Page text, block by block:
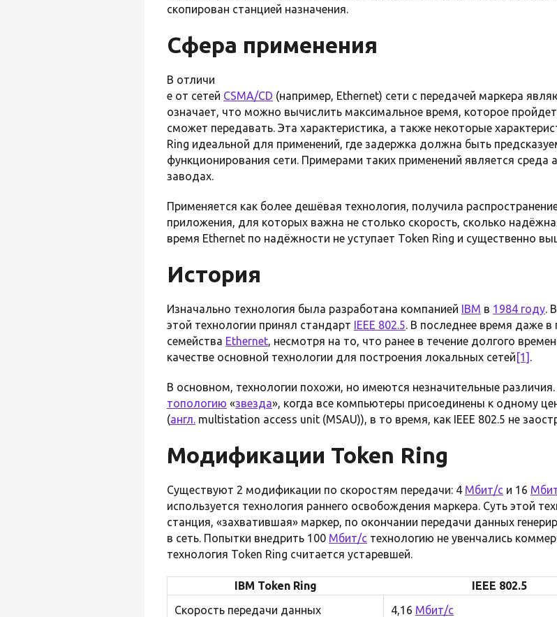
скопирован станцией назначения.
Сфера применения
В отличи
е от сетей CSMA/CD (например, Ethernet) сети с передачей маркера
означает, что можно вычислить максимальное время, которое
сможет передавать. Эта характеристика, а также некоторые
Ring идеальной для применений, где задержка должна быть
функционирования сети. Примерами таких применений является среда
заводах.
Применяется как более дешёвая технология, получила
приложения, для которых важна не столько скорость, сколько
время Ethernet по надёжности не уступает Token Ring и существенно
История
Изначально технология была разработана компанией IBM в 1984 году. В
этой технологии принял стандарт IEEE 802.5. В последнее время даже
семейства Ethernet, несмотря на то, что ранее в течение долгого
качестве основной технологии для построения локальных сетей [1] .
В основном, технологии похожи, но имеются незначительные
топологию «звезда», когда все компьютеры присоединены к одному
(англ. multistation access unit (MSAU)), в то время, как IEEE 802.5 не
Модификации Token Ring
Существуют 2 модификации по скоростям передачи: 4 Мбит/с и 16
используется технология раннего освобождения маркера. Суть этой
станция, «захватившая» маркер, по окончании передачи данных
в сеть. Попытки внедрить 100 Мбит/с технологию не увенчались
технология Token Ring считается устаревшей.
IBM Token Ring
IEEE 802.5
Скорость передачи данных
4,16 Мбит/с